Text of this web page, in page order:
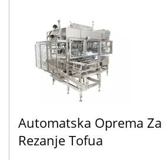
Automatska Oprema Za
Rezanje Tofua